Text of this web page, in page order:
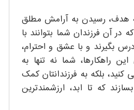
هدف، رسیدن به آرامش مطلق
آن فرزندان شما بتوانند با
بگیرند و با عشق و احترام،
راهکارها، شما نه تنها به
بلکه به فرزندانتان کمک
که تا ابد، ارزشمندترین